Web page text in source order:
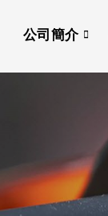
公司簡介